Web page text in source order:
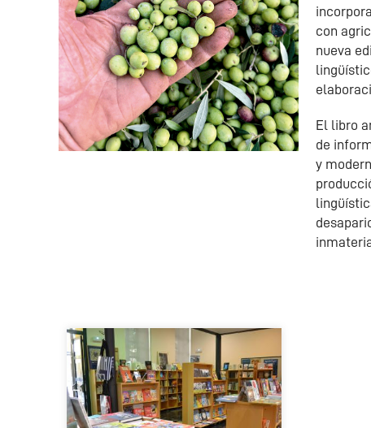
con
nueva
El libro
de
y